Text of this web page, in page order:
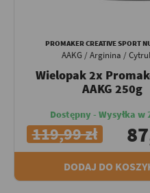
PROMAKER CREATIVE SPORT
AAKG / Arginina /
Wielopak 2x
AAKG 250g
Dostępny - Wysyłka w
119,99 zł
DODAJ DO